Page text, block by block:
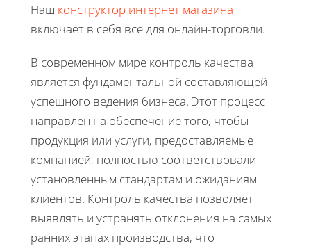
Наш конструктор интернет магазина
включает в себя все для онлайн-торговли.
В современном мире контроль качества
является фундаментальной составляющей
успешного ведения бизнеса. Этот процесс
направлен на обеспечение того, чтобы
продукция или услуги, предоставляемые
компанией, полностью соответствовали
установленным стандартам и ожиданиям
клиентов. Контроль качества позволяет
выявлять и устранять отклонения на самых
ранних этапах производства, что